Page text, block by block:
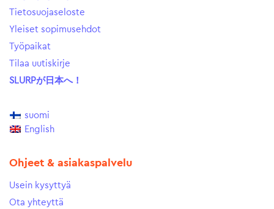
Tietosuojaseloste
Yleiset sopimusehdot
Työpaikat
Tilaa uutiskirje
SLURPが日本へ！
suomi
English
Ohjeet & asiakaspalvelu
Usein kysyttyä
Ota yhteyttä